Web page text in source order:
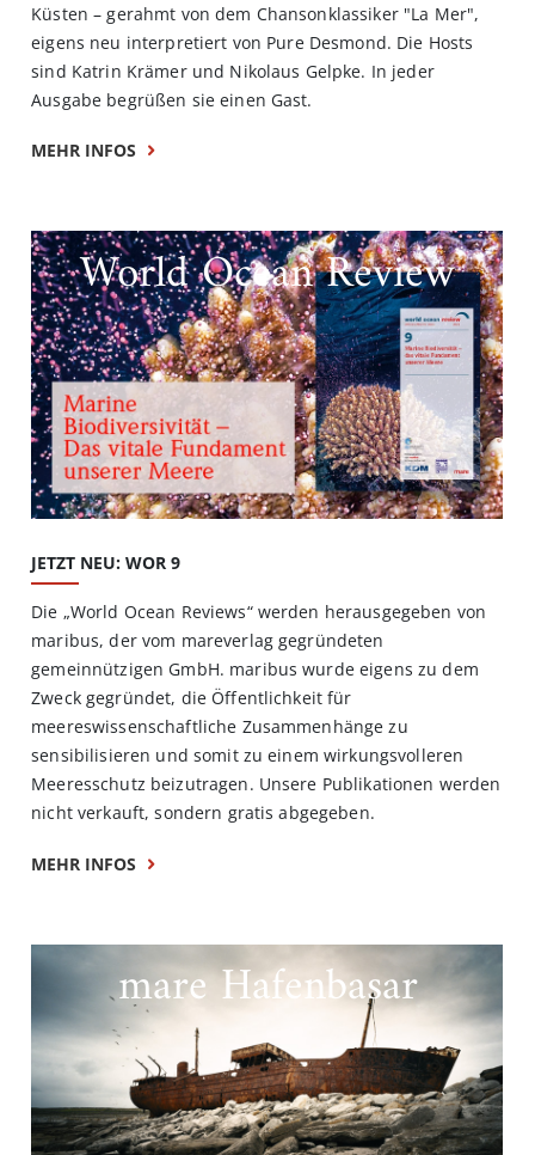
Küsten – gerahmt von dem Chansonklassiker "La Mer",
eigens neu interpretiert von Pure Desmond. Die Hosts
sind Katrin Krämer und Nikolaus Gelpke. In jeder
Ausgabe begrüßen sie einen Gast.
MEHR INFOS
World Ocean Review
JETZT NEU: WOR 9
Die „World Ocean Reviews“ werden herausgegeben von
maribus, der vom mareverlag gegründeten
gemeinnützigen GmbH. maribus wurde eigens zu dem
Zweck gegründet, die Öffentlichkeit für
meereswissenschaftliche Zusammenhänge zu
sensibilisieren und somit zu einem wirkungsvolleren
Meeresschutz beizutragen. Unsere Publikationen werden
nicht verkauft, sondern gratis abgegeben.
MEHR INFOS
mare Hafenbasar